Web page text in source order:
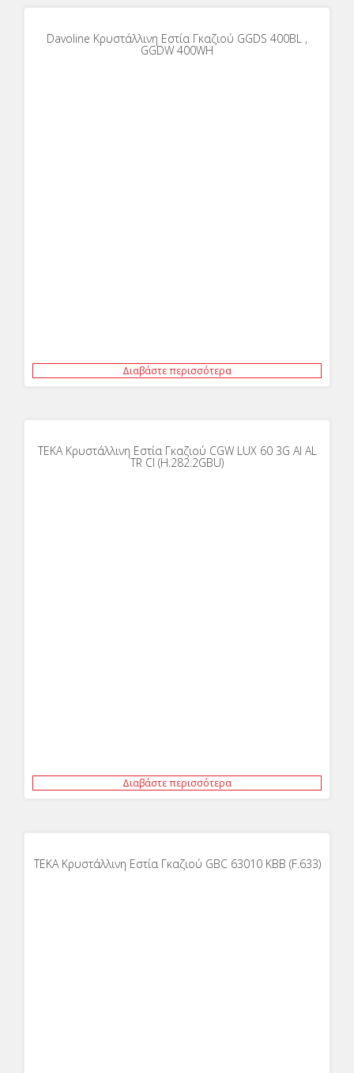
Davoline Κρυστάλλινη Εστία Γκαζιού GGDS 400BL ,
GGDW 400WH
Διαβάστε περισσότερα
ΤΕΚΑ Κρυστάλλινη Εστία Γκαζιού CGW LUX 60 3G AI AL
TR CI (H.282.2GBU)
Διαβάστε περισσότερα
ΤΕΚΑ Κρυστάλλινη Εστία Γκαζιού GBC 63010 KBB (F.633)